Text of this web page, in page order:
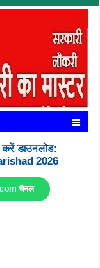
करें डाउनलोड:
2026
चैनल